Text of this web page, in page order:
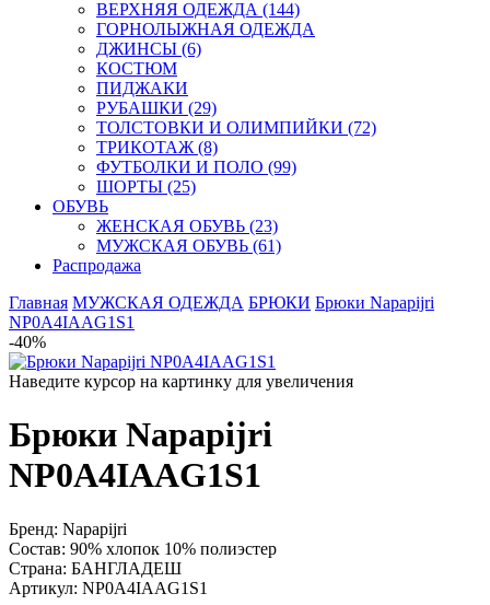
ВЕРХНЯЯ ОДЕЖДА (144)
ГОРНОЛЫЖНАЯ ОДЕЖДА
ДЖИНСЫ (6)
КОСТЮМ
ПИДЖАКИ
РУБАШКИ (29)
ТОЛСТОВКИ И ОЛИМПИЙКИ (72)
ТРИКОТАЖ (8)
ФУТБОЛКИ И ПОЛО (99)
ШОРТЫ (25)
ОБУВЬ
ЖЕНСКАЯ ОБУВЬ (23)
МУЖСКАЯ ОБУВЬ (61)
Распродажа
Главная МУЖСКАЯ ОДЕЖДА БРЮКИ Брюки Napapijri
NP0A4IAAG1S1
-40%
Наведите курсор на картинку для увеличения
Брюки Napapijri
NP0A4IAAG1S1
Бренд: Napapijri
Состав: 90% хлопок 10% полиэстер
Страна: БАНГЛАДЕШ
Артикул: NP0A4IAAG1S1